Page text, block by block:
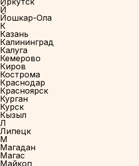
Й
Йошкар-Ола
К
Казань
Калининград
Калуга
Кемерово
Киров
Кострома
Краснодар
Красноярск
Курган
Курск
Кызыл
Л
Липецк
М
Магадан
Магас
Майкоп